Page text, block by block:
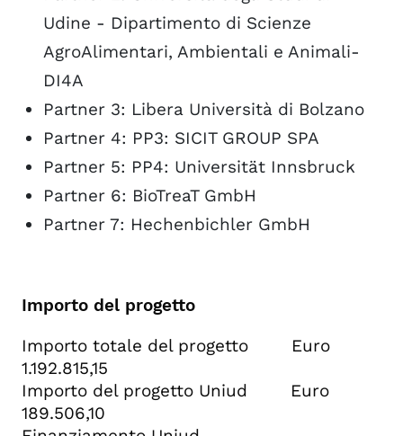
Udine - Dipartimento di Scienze
AgroAlimentari, Ambientali e Animali-
DI4A
Partner 3: Libera Università di Bolzano
Partner 4: PP3: SICIT GROUP SPA
Partner 5: PP4: Universität Innsbruck
Partner 6: BioTreaT GmbH
Partner 7: Hechenbichler GmbH
Importo del progetto
Importo totale del progetto Euro
1.192.815,15
Importo del progetto Uniud Euro
189.506,10